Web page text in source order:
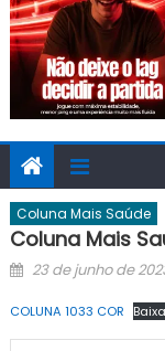
Coluna Mais Saúde
Coluna Mais
Posted
23 de junho de
COLUNA 1033 COR